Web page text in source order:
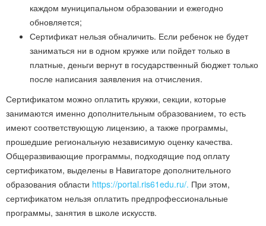
каждом муниципальном образовании и ежегодно
обновляется;
Сертификат нельзя обналичить. Если ребенок не будет
заниматься ни в одном кружке или пойдет только в
платные, деньги вернут в государственный бюджет только
после написания заявления на отчисления.
Сертификатом можно оплатить кружки, секции, которые
занимаются именно дополнительным образованием, то есть
имеют соответствующую лицензию, а также программы,
прошедшие региональную независимую оценку качества.
Общеразвивающие программы, подходящие под оплату
сертификатом, выделены в Навигаторе дополнительного
образования области https://portal.ris61edu.ru/. При этом,
сертификатом нельзя оплатить предпрофессиональные
программы, занятия в школе искусств.